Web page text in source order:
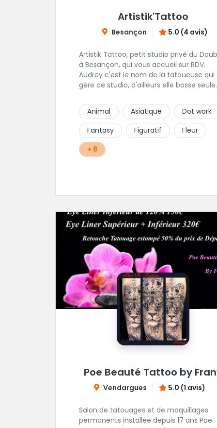
Artistik'Tattoo
Besançon 5.0 (4 avis)
Artistik Tattoo, petit studio privé du
à Besançon, qui vous accueil sur RDV.
Audrey c'est le nom de la tatoueuse qui
gère ce studio, d'ailleurs elle bosse seule.
prend beaucoup de temps pour vos
projets, petits ou grands. Son truc, c'est
que tant que ça ne "match" pas, tu ne
seras pas satisfait, du coup elle écoute
beaucoup pour aboutir au projet parfait.
Projets qui sont toujours uniques d'ailleurs.
Animal Asiatique
Dot work
Fantasy
Figuratif
Fleur
+ 8
Poe Beauté Tattoo by
Vendargues 5.0 (1 avis)
Salon de tatouages et de maquillages
permanents installée depuis 17 ans Poe